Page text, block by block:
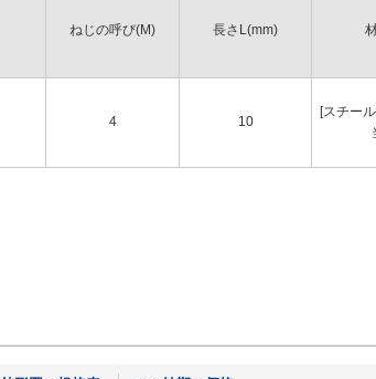
ねじの呼び(M) 長さL(mm)
4 10
[スチー